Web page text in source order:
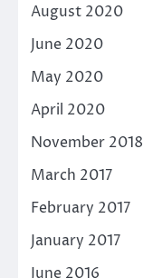
August 2020
June 2020
May 2020
April 2020
November 2018
March 2017
February 2017
January 2017
June 2016